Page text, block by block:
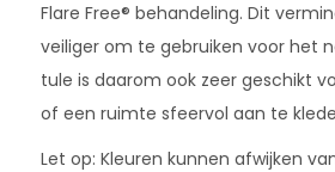
Flare Free® behandeling. Dit
veiliger om te gebruiken voor het
tule is daarom ook zeer geschikt
of een ruimte sfeervol aan te
Let op: Kleuren kunnen afwijken